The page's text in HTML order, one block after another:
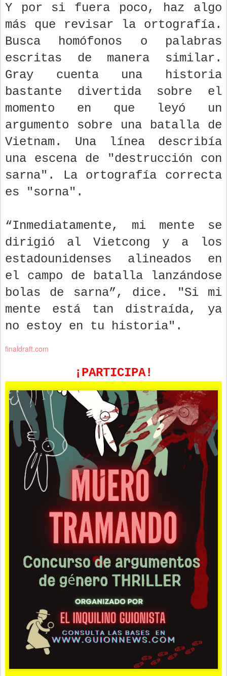
Y por si fuera poco, haz algo
más que revisar la ortografía.
Busca homófonos o palabras
escritas de manera similar.
Gray cuenta una historia
bastante divertida sobre el
momento en que leyó un
argumento sobre una batalla de
Vietnam. Una línea describía
una escena de "destrucción con
sarna". La ortografía correcta
es "sorna".
“Inmediatamente, mi mente se
dirigió al Vietcong y a los
estadounidenses alineados en
el campo de batalla lanzándose
bolas de sarna”, dice. "Si mi
mente está tan distraída, ya
no estoy en tu historia".
finaldraft.com
¡PARTICIPA!